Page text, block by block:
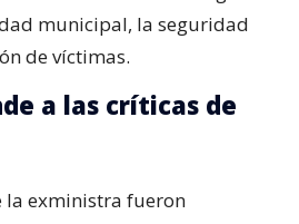
municipal, la seguridad
de víctimas.
a las críticas de
la exministra fueron